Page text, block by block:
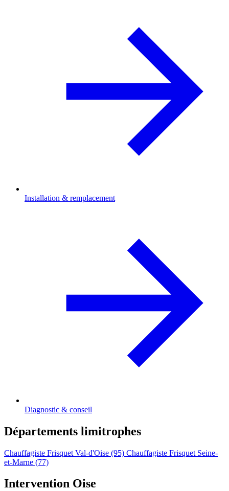
Installation & remplacement
Diagnostic & conseil
Départements limitrophes
Chauffagiste Frisquet Val-d'Oise (95) Chauffagiste Frisquet Seine-
et-Marne (77)
Intervention Oise